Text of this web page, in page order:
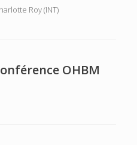
Roy (INT)
OHBM